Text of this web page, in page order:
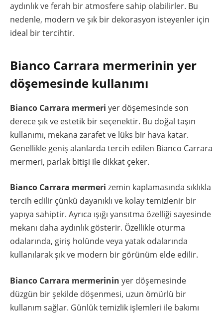
aydınlık ve ferah bir atmosfere sahip olabilirler. Bu
nedenle, modern ve şık bir dekorasyon isteyenler için
ideal bir tercihtir.
Bianco Carrara mermerinin yer
döşemesinde kullanımı
Bianco Carrara mermeri yer döşemesinde son
derece şık ve estetik bir seçenektir. Bu doğal taşın
kullanımı, mekana zarafet ve lüks bir hava katar.
Genellikle geniş alanlarda tercih edilen Bianco Carrara
mermeri, parlak bitişi ile dikkat çeker.
Bianco Carrara mermeri zemin kaplamasında sıklıkla
tercih edilir çünkü dayanıklı ve kolay temizlenir bir
yapıya sahiptir. Ayrıca ışığı yansıtma özelliği sayesinde
mekanı daha aydınlık gösterir. Özellikle oturma
odalarında, giriş holünde veya yatak odalarında
kullanılarak şık ve modern bir görünüm elde edilir.
Bianco Carrara mermerinin yer döşemesinde
düzgün bir şekilde döşenmesi, uzun ömürlü bir
kullanım sağlar. Günlük temizlik işlemleri ile bakımı